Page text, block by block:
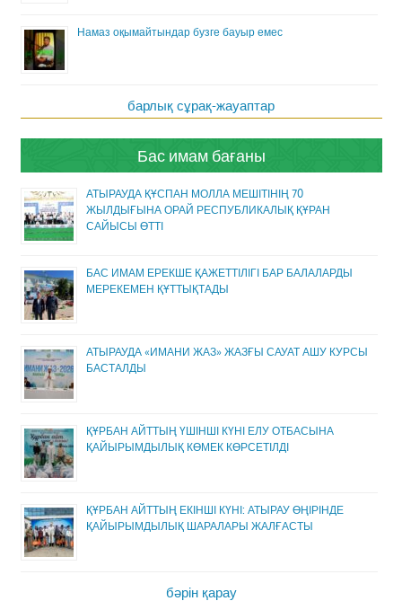
Намаз оқымайтындар бузге бауыр емес
барлық сұрақ-жауаптар
Бас имам бағаны
АТЫРАУДА ҚҰСПАН МОЛЛА МЕШІТІНІҢ 70
ЖЫЛДЫҒЫНА ОРАЙ РЕСПУБЛИКАЛЫҚ ҚҰРАН
САЙЫСЫ ӨТТІ
БАС ИМАМ ЕРЕКШЕ ҚАЖЕТТІЛІГІ БАР БАЛАЛАРДЫ
МЕРЕКЕМЕН ҚҰТТЫҚТАДЫ
АТЫРАУДА «ИМАНИ ЖАЗ» ЖАЗҒЫ САУАТ АШУ КУРСЫ
БАСТАЛДЫ
ҚҰРБАН АЙТТЫҢ ҮШІНШІ КҮНІ ЕЛУ ОТБАСЫНА
ҚАЙЫРЫМДЫЛЫҚ КӨМЕК КӨРСЕТІЛДІ
ҚҰРБАН АЙТТЫҢ ЕКІНШІ КҮНІ: АТЫРАУ ӨҢІРІНДЕ
ҚАЙЫРЫМДЫЛЫҚ ШАРАЛАРЫ ЖАЛҒАСТЫ
бәрін қарау